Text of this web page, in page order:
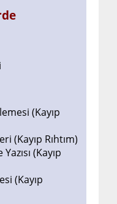
(Kayıp
(Kayıp Rıhtım)
(Kayıp
(Kayıp